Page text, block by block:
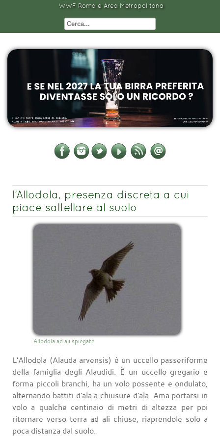
WWF Roma e Area Metropolitana
l’Allodola, presenza discreta a cui
piace saltellare al suolo
Allodola ad ali spiegate
L'Allodola (Alauda arvensis) è un uccello passeriforme
della famiglia degli Alaudidi. È un uccello gregario e
forma piccoli branchi, ha un volo possente e ondulato,
alternando battiti d'ala a chiusure d'ala. Ama portarsi in
volo a qualche centinaio di metri di altezza per poi
ritornare verso terra ad ali chiuse, riaprendole solo a
poca distanza dal suolo.